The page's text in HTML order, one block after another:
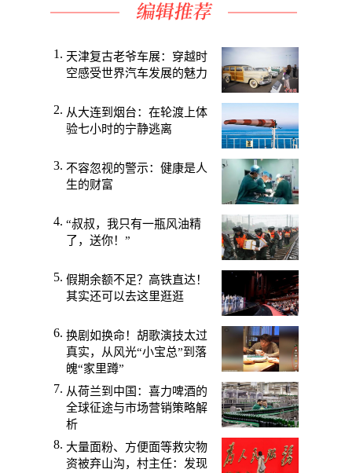
天津复古老爷车展：穿越时
空感受世界汽车发展的魅力
从大连到烟台：在轮渡上体
验七小时的宁静逃离
不容忽视的警示：健康是人
生的财富
“叔叔，我只有一瓶风油精
了，送你！”
假期余额不足？高铁直达！
其实还可以去这里逛逛
换剧如换命！胡歌演技太过
真实，从风光“小宝总”到落
魄“家里蹲”
从荷兰到中国：喜力啤酒的
全球征途与市场营销策略解
析
大量面粉、方便面等救灾物
资被弃山沟，村主任：发现